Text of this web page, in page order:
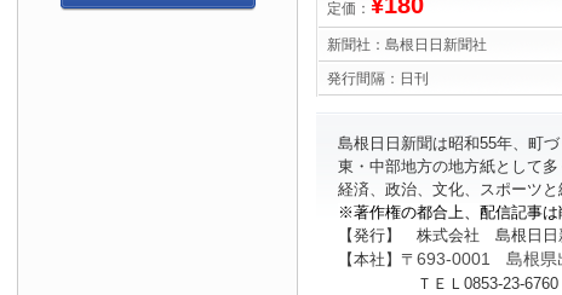
定価：
新聞社： 島根日日新聞社
発行間隔： 日刊
島根日日新聞は昭和55年、町
東・中部地方の地方紙として
経済、政治、文化、スポーツと
※著作権の都合上、配信記事は
【発行】 株式会社 島根日日
【本社】〒 693-0001 島根県
ＴＥＬ0853-23-6760